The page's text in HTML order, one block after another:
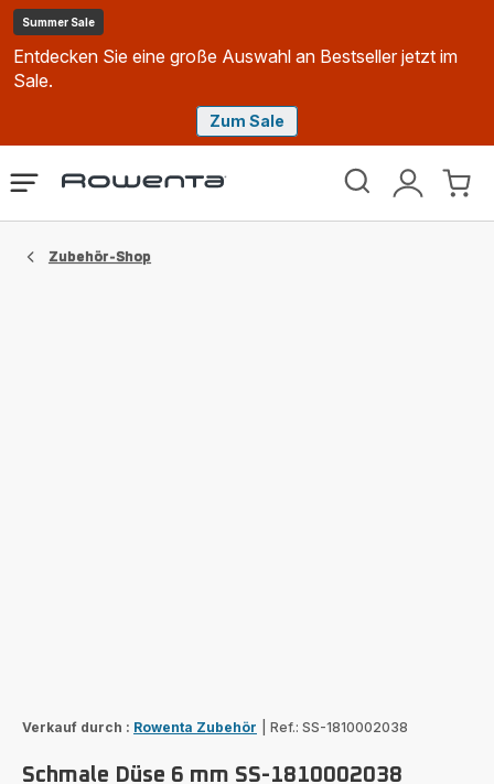
Summer Sale
Entdecken Sie eine große Auswahl an Bestseller jetzt im
Sale.
Zum Sale
Rowenta
Mein
Mein
Das
Zubehör-Shop
Verkauf durch : Rowenta Zubehör Ref.: SS-1810002038
Schmale Düse 6 mm SS-1810002038